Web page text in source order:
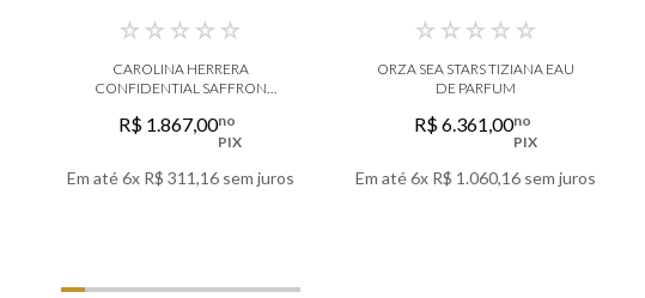
☆ ☆ ☆ ☆ ☆
CAROLINA HERRERA
CONFIDENTIAL SAFFRON
R$ 1.867,00no
PIX
Em até6x R$ 311,16sem juros
☆ ☆ ☆ ☆ ☆
ORZA SEA STARS TIZIANA EAU
DE PARFUM
R$6.361,00no
PIX
Em até6x R$ 1.060,16sem juros